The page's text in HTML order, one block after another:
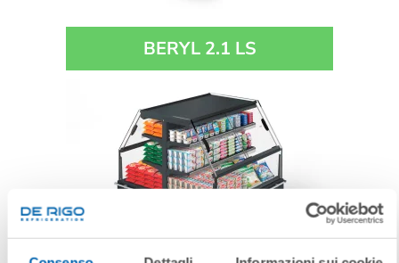
Consenso Dettagli Informazioni sui cookie
BERYL 2.1 LS